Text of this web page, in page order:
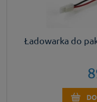
Ładowarka do